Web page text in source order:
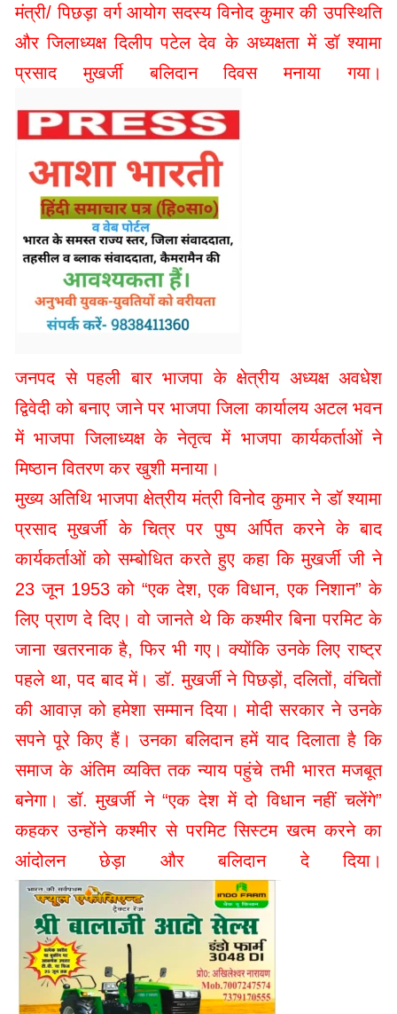
मंत्री/ पिछड़ा वर्ग आयोग सदस्य विनोद कुमार की उपस्थिति
और जिलाध्यक्ष दिलीप पटेल देव के अध्यक्षता में डॉ श्यामा
प्रसाद मुखर्जी बलिदान दिवस मनाया गया।
जनपद से पहली बार भाजपा के क्षेत्रीय अध्यक्ष अवधेश
द्विवेदी को बनाए जाने पर भाजपा जिला कार्यालय अटल भवन
में भाजपा जिलाध्यक्ष के नेतृत्व में भाजपा कार्यकर्ताओं ने
मिष्ठान वितरण कर खुशी मनाया।
मुख्य अतिथि भाजपा क्षेत्रीय मंत्री विनोद कुमार ने डॉ श्यामा
प्रसाद मुखर्जी के चित्र पर पुष्प अर्पित करने के बाद
कार्यकर्ताओं को सम्बोधित करते हुए कहा कि मुखर्जी जी ने
23 जून 1953 को “एक देश, एक विधान, एक निशान” के
लिए प्राण दे दिए। वो जानते थे कि कश्मीर बिना परमिट के
जाना खतरनाक है, फिर भी गए। क्योंकि उनके लिए राष्ट्र
पहले था, पद बाद में। डॉ. मुखर्जी ने पिछड़ों, दलितों, वंचितों
की आवाज़ को हमेशा सम्मान दिया। मोदी सरकार ने उनके
सपने पूरे किए हैं। उनका बलिदान हमें याद दिलाता है कि
समाज के अंतिम व्यक्ति तक न्याय पहुंचे तभी भारत मजबूत
बनेगा। डॉ. मुखर्जी ने “एक देश में दो विधान नहीं चलेंगे”
कहकर उन्होंने कश्मीर से परमिट सिस्टम खत्म करने का
आंदोलन छेड़ा और बलिदान दे दिया।